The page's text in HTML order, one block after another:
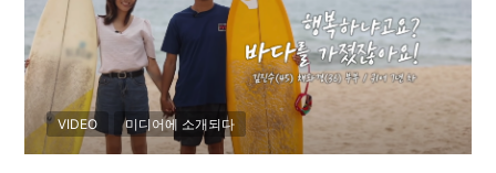
VIDEO 미디어에 소개되다